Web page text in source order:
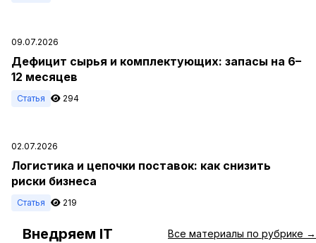
09.07.2026
Дефицит сырья и комплектующих: запасы на 6–
12 месяцев
Статья 294
02.07.2026
Логистика и цепочки поставок: как снизить
риски бизнеса
Статья 219
Внедряем IT Все материалы по рубрике →